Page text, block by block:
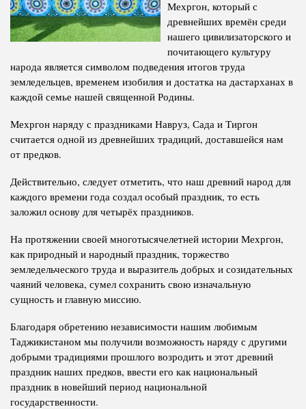
Полномочия
Биография
Книги
Статьи
ПРЕЗИДЕНТ РЕСПУБЛИКИ ТАДЖИКИСТАН
Структура Института
Руководители и сотрудники
История руководителей
Мехргон, который с
древнейших времён среди
нашего цивилизаторского и
почитающего культуру
народа является символом подведения итогов труда
земледельцев, временем изобилия и достатка на дастарханах в
каждой семье нашей священной Родины.
Мехргон наряду с праздниками Навруз, Сада и Тиргон
считается одной из древнейших традиций, доставшейся нам
от предков.
Действительно, следует отметить, что наш древний народ для
каждого времени года создал особый праздник, то есть
заложил основу для четырёх праздников.
На протяжении своей многотысячелетней истории Мехргон,
как природный и народный праздник, торжество
земледельческого труда и выразитель добрых и созидательных
чаяний человека, сумел сохранить свою изначальную
сущность и главную миссию.
Благодаря обретению независимости нашим любимым
Таджикистаном мы получили возможность наряду с другими
добрыми традициями прошлого возродить и этот древний
праздник наших предков, ввести его как национальный
праздник в новейший период национальной
государственности.